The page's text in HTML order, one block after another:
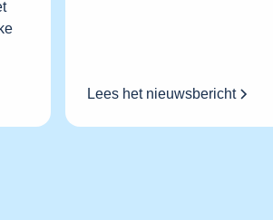
Lees het nieuwsbericht